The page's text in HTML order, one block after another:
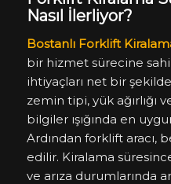
Nasıl İlerliyor?
Bostanlı Forklift
bir hizmet sürecine
ihtiyaçları net bir
zemin tipi, yük ağırlığı
bilgiler ışığında en
Ardından forklift aracı,
edilir. Kiralama
ve arıza durumlarında